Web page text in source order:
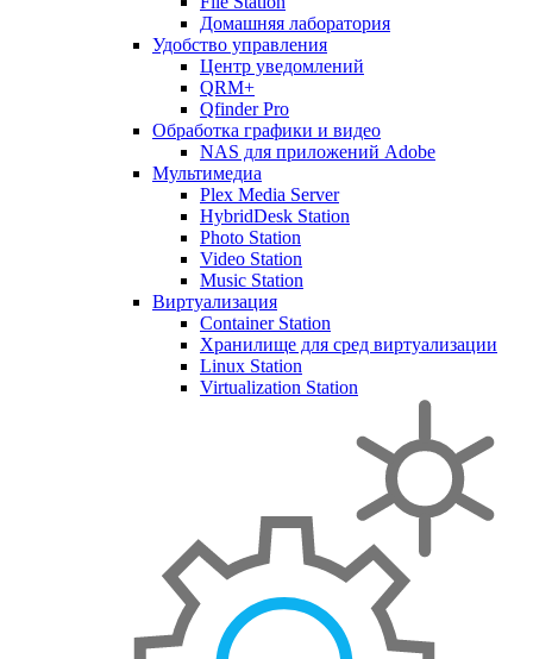
Домашняя лаборатория
Удобство управления
Центр уведомлений
QRM+
Qfinder Pro
Обработка графики и видео
NAS для приложений Adobe
Мультимедиа
Plex Media Server
HybridDesk Station
Photo Station
Video Station
Music Station
Виртуализация
Container Station
Хранилище для сред виртуализации
Linux Station
Virtualization Station